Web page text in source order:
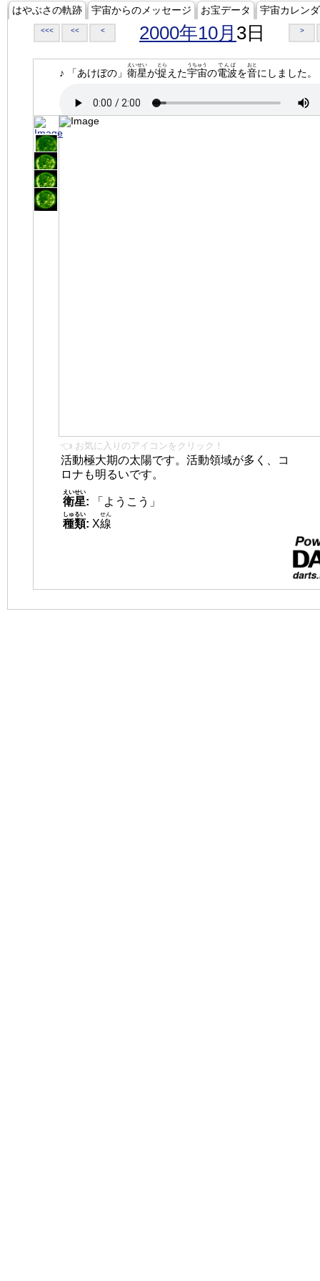
はやぶさの軌跡 宇宙からのメッセージ お宝データ 宇宙カレン
<<< << < 2000年10月 3日 >
♪ 「あけぼの」 衛星
えいせい
が捉
とら
えた宇宙
うちゅう
の電波
でんぱ
を音
おと
にしました。
👈 お気に入りのアイコンをクリック！
活動極大期の太陽です。活動領域が多く、コ
ロナも明るいです。
衛星
えいせい
:
「ようこう」
種類
しゅるい
: X線
せん